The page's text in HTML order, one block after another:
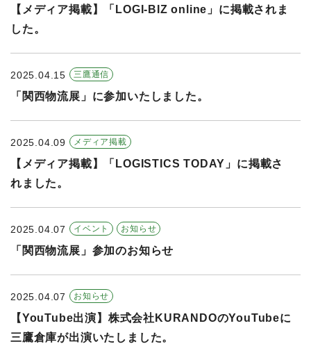
【メディア掲載】「LOGI-BIZ online」に掲載されま
した。
2025.04.15 三鷹通信
「関西物流展」に参加いたしました。
2025.04.09 メディア掲載
【メディア掲載】「LOGISTICS TODAY」に掲載さ
れました。
2025.04.07 イベント お知らせ
「関西物流展」参加のお知らせ
2025.04.07 お知らせ
【YouTube出演】株式会社KURANDOのYouTubeに
三鷹倉庫が出演いたしました。